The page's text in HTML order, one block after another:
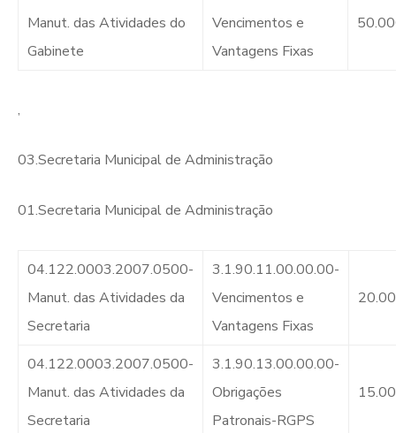
Manut. das Atividades do
Gabinete
Vencimentos e
Vantagens Fixas
,
03.Secretaria Municipal de Administração
01.Secretaria Municipal de Administração
04.122.0003.2007.0500-
Manut. das Atividades da
Secretaria
3.1.90.11.00.00.00-
Vencimentos e
Vantagens Fixas
04.122.0003.2007.0500-
Manut. das Atividades da
Secretaria
3.1.90.13.00.00.00-
Obrigações
Patronais-RGPS